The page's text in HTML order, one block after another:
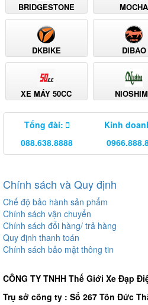
BRIDGESTONE MOCHA
DKBIKE DIBAO
XE MÁY 50CC
Tổng đài:
088.638.8888
Kinh
Chính sách và Quy định
Chế độ bảo hành sản phẩm
Chính sách vận chuyển
Chính sách đổi hàng/ trả hàng
Quy định thanh toán
Chính sách bảo mật thông tin
CÔNG TY TNHH Thế Giới Xe Đạp
Trụ sở công ty : Số 267 Tôn Đức